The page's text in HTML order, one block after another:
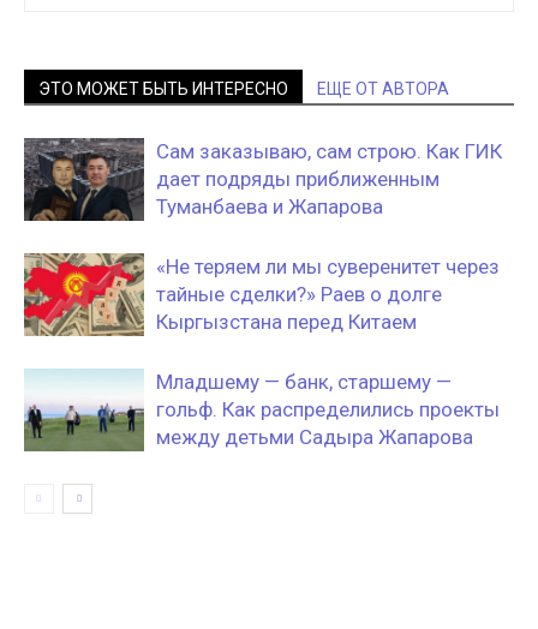
ЭТО МОЖЕТ БЫТЬ ИНТЕРЕСНО ЕЩЕ ОТ АВТОРА
Сам заказываю, сам строю. Как ГИК
дает подряды приближенным
Туманбаева и Жапарова
«Не теряем ли мы суверенитет через
тайные сделки?» Раев о долге
Кыргызстана перед Китаем
Младшему — банк, старшему —
гольф. Как распределились проекты
между детьми Садыра Жапарова